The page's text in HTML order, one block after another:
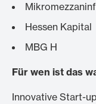
Hessen Kapital
MBG H
Für wen ist das
Innovative Start-